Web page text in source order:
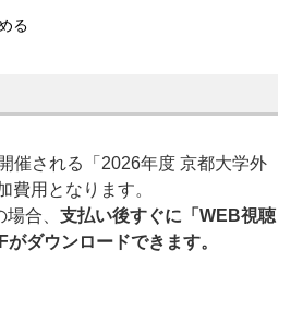
る
催される「2026年度 京都大学外
費用となります。
合、 支払い後すぐに「WEB視聴
ダウンロードできます。